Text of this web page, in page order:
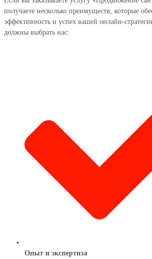
получаете несколько преимуществ, которые
эффективность и успех вашей онлайн-
должны выбрать нас:
Опыт и экспертиза